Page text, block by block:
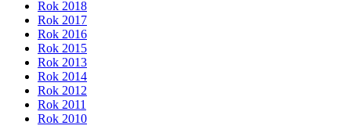
Rok 2018
Rok 2017
Rok 2016
Rok 2015
Rok 2013
Rok 2014
Rok 2012
Rok 2011
Rok 2010